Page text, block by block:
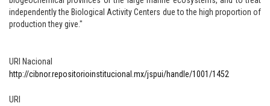
independently the Biological Activity Centers due to the high proportion of
production they give."
URI Nacional
http://cibnor.repositorioinstitucional.mx/jspui/handle/1001/1452
URI